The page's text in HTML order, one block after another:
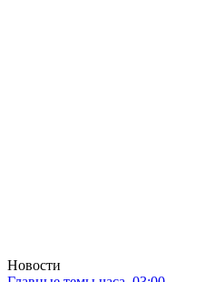
Новости